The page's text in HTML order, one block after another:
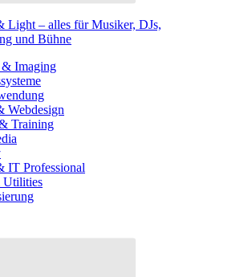
Light – alles für Musiker, DJs,
und Bühne
Imaging
Webdesign
Training
IT Professional
Utilities